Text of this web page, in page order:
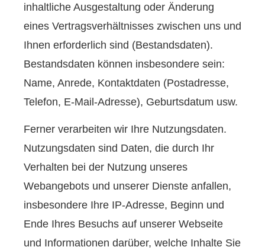
inhaltliche Ausgestaltung oder Änderung
eines Vertragsverhältnisses zwischen uns und
Ihnen erforderlich sind (Bestandsdaten).
Bestandsdaten können insbesondere sein:
Name, Anrede, Kontaktdaten (Postadresse,
Telefon, E-Mail-Adresse), Geburts­datum usw.
Ferner verarbeiten wir Ihre Nutzungsdaten.
Nutzungsdaten sind Daten, die durch Ihr
Verhalten bei der Nutzung unseres
Webangebots und unserer Dienste anfallen,
insbesondere Ihre IP-Adresse, Beginn und
Ende Ihres Besuchs auf unserer Webseite
und Informationen darüber, welche Inhalte Sie